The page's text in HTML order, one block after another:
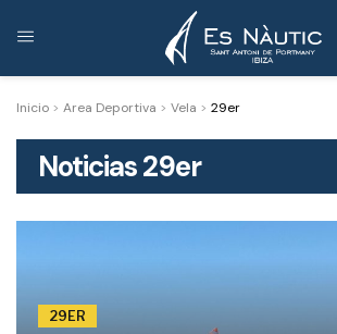
Inicio > Area Deportiva > Vela > 29er
Noticias29er
29ER